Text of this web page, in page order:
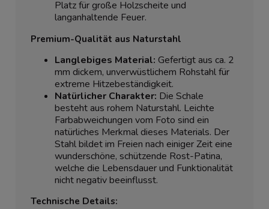
Platz für große Holzscheite und
langanhaltende Feuer.
Premium-Qualität aus Naturstahl
Langlebiges Material: Gefertigt aus ca. 2
mm dickem, unverwüstlichem Rohstahl für
extreme Hitzebeständigkeit.
Natürlicher Charakter: Die Schale
besteht aus rohem Naturstahl. Leichte
Farbabweichungen vom Foto sind ein
natürliches Merkmal dieses Materials. Der
Stahl bildet im Freien nach einiger Zeit eine
wunderschöne, schützende Rost-Patina,
welche die Lebensdauer und Funktionalität
nicht negativ beeinflusst.
Technische Details: